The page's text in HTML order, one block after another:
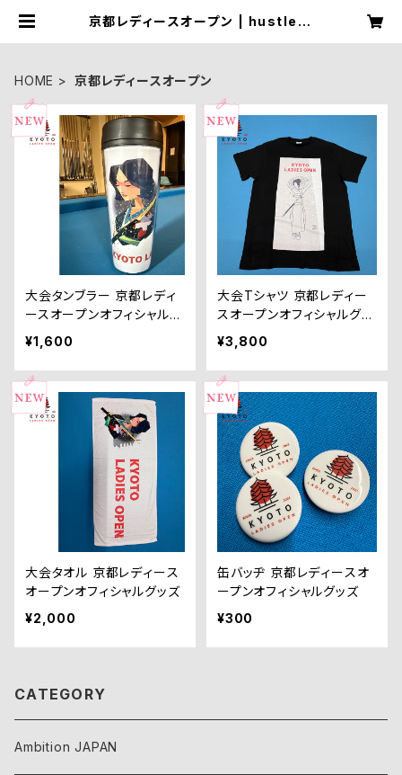
京都レディースオープン | hustler.j
HOME 京都レディースオープン
大会タンブラー 京都レディ
ースオープンオフィシャルグ
ッズ
¥1,600
大会Tシャツ 京都レディー
スオープンオフィシャルグッ
ズ
¥3,800
大会タオル 京都レディース
オープンオフィシャルグッズ
¥2,000
缶バッヂ 京都レディースオ
ープンオフィシャルグッズ
¥300
CATEGORY
Ambition JAPAN